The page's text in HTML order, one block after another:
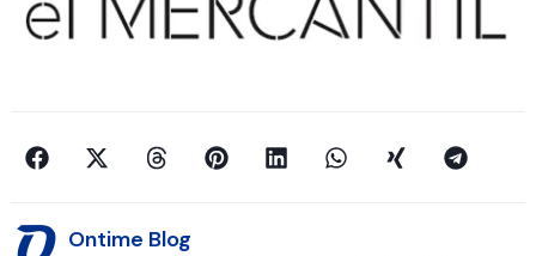
Ontime Blog